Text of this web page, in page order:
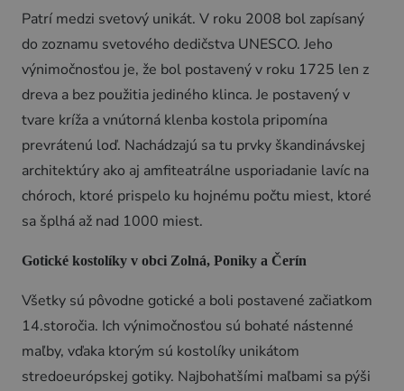
Novinky
Kalendár podujatí
Blog
OOCR
Kontakt
Patrí medzi svetový unikát. V roku 2008 bol zapísaný
do zoznamu svetového dedičstva UNESCO. Jeho
výnimočnosťou je, že bol postavený v roku 1725 len z
dreva a bez použitia jediného klinca. Je postavený v
tvare kríža a vnútorná klenba kostola pripomína
prevrátenú loď. Nachádzajú sa tu prvky škandinávskej
architektúry ako aj amfiteatrálne usporiadanie lavíc na
chóroch, ktoré prispelo ku hojnému počtu miest, ktoré
sa šplhá až nad 1000 miest.
Gotické kostolíky v obci Zolná, Poniky a Čerín
Všetky sú pôvodne gotické a boli postavené začiatkom
14.storočia. Ich výnimočnosťou sú bohaté nástenné
maľby, vďaka ktorým sú kostolíky unikátom
stredoeurópskej gotiky. Najbohatšími maľbami sa pýši